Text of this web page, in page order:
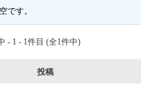
です。
- 1 - 1件目 (全1件中)
投稿